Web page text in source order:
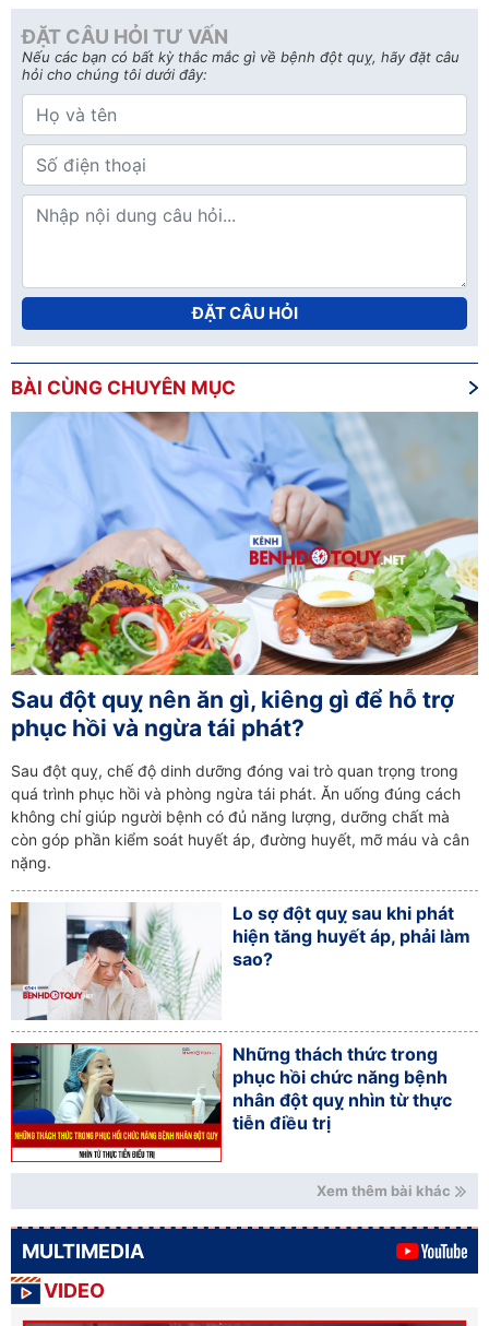
ĐẶT CÂU HỎI TƯ VẤN
Nếu các bạn có bất kỳ thắc mắc gì về bệnh đột quỵ, hãy đặt câu
hỏi cho chúng tôi dưới đây:
ĐẶT CÂU HỎI
BÀI CÙNG CHUYÊN MỤC
Sau đột quỵ nên ăn gì, kiêng gì để hỗ trợ
phục hồi và ngừa tái phát?
Sau đột quỵ, chế độ dinh dưỡng đóng vai trò quan trọng trong
quá trình phục hồi và phòng ngừa tái phát. Ăn uống đúng cách
không chỉ giúp người bệnh có đủ năng lượng, dưỡng chất mà
còn góp phần kiểm soát huyết áp, đường huyết, mỡ máu và cân
nặng.
Lo sợ đột quỵ sau khi phát
hiện tăng huyết áp, phải làm
sao?
Những thách thức trong
phục hồi chức năng bệnh
nhân đột quỵ nhìn từ thực
tiễn điều trị
Xem thêm bài khác
MULTIMEDIA
VIDEO